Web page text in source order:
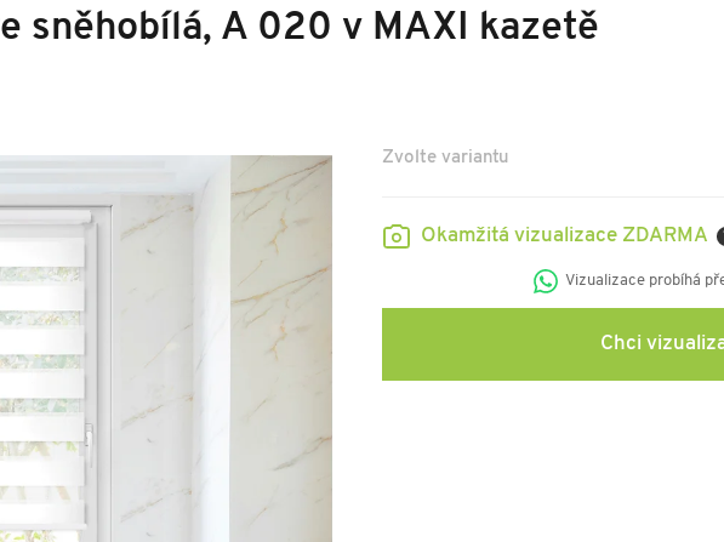
sněhobílá, A 020 v MAXI kazetě
Zvolte variantu
Okamžitá vizualizace ZDARMA
Vizualizace probíhá
Chci